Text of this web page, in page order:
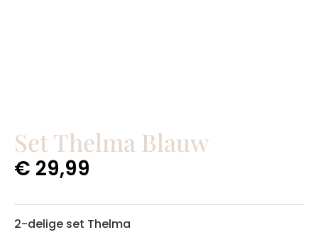
Set Thelma Blauw
€ 29,99
2-delige set Thelma